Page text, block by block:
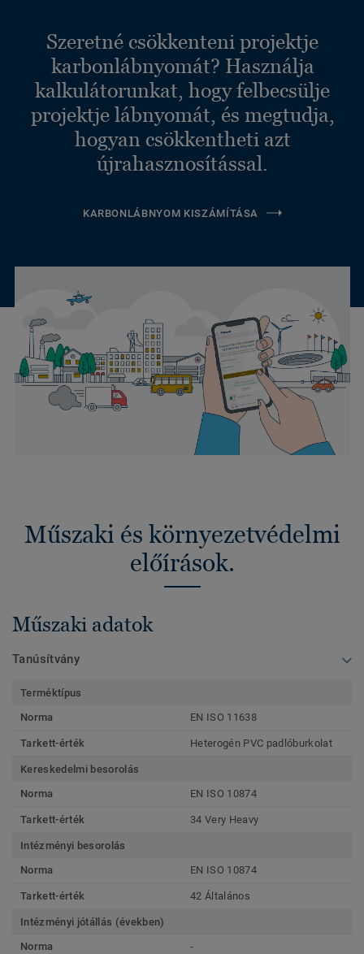
Szeretné csökkenteni projektje
karbonlábnyomát? Használja
kalkulátorunkat, hogy felbecsülje
projektje lábnyomát, és megtudja,
hogyan csökkentheti azt
újrahasznosítással.
KARBONLÁBNYOM KISZÁMÍTÁSA
Műszaki és környezetvédelmi
előírások.
Műszaki adatok
Tanúsítvány
Terméktípus
Norma
EN ISO 11638
Tarkett-érték Heterogén PVC padlóburkolat
Kereskedelmi besorolás
Norma
EN ISO 10874
Tarkett-érték 34 Very Heavy
Intézményi besorolás
Norma
EN ISO 10874
Tarkett-érték 42 Általános
Intézményi jótállás (években)
Norma
-